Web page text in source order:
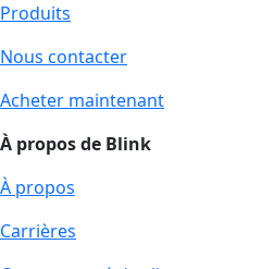
Produits
Nous contacter
Acheter maintenant
À propos de Blink
À propos
Carrières